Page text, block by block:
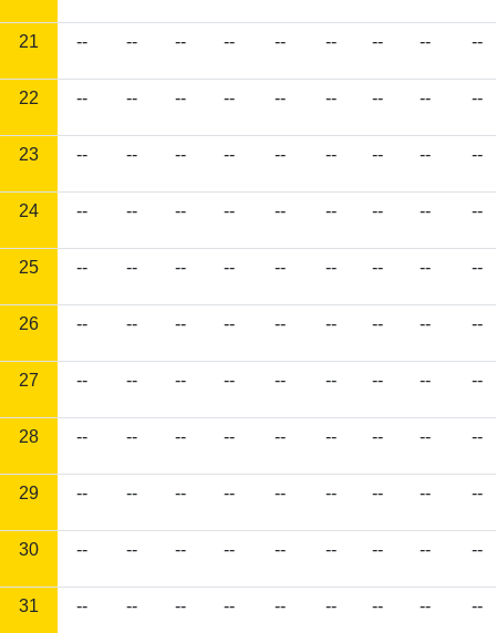
21 -- -- -- -- -- -- -- -- --
22 -- -- -- -- -- -- -- -- --
23 -- -- -- -- -- -- -- -- --
24 -- -- -- -- -- -- -- -- --
25 -- -- -- -- -- -- -- -- --
26 -- -- -- -- -- -- -- -- --
27 -- -- -- -- -- -- -- -- --
28 -- -- -- -- -- -- -- -- --
29 -- -- -- -- -- -- -- -- --
30 -- -- -- -- -- -- -- -- --
31 -- -- -- -- -- -- -- -- --